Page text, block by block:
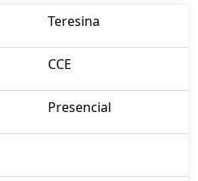
Teresina
CCE
Presencial